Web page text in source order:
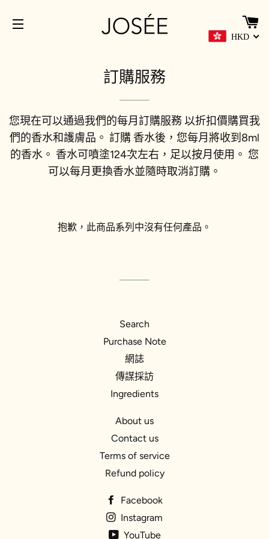
HKD
訂購服務
您現在可以通過我們的每月訂購服務 以折扣價購買我
們的香水和護膚品。 訂購 香水後，您每月將收到8ml
的香水。 香水可噴塗124次左右，足以按月使用。 您
可以每月更換香水並隨時取消訂購。
抱歉，此商品系列中沒有任何產品。
Search
Purchase Note
網誌
傳謀採訪
Ingredients
About us
Contact us
Terms of service
Refund policy
Facebook
Instagram
YouTube